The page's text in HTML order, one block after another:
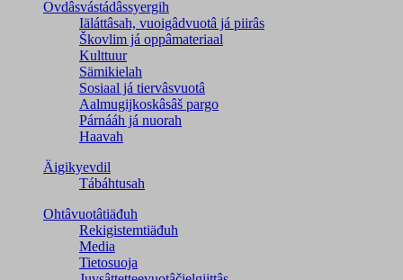
Ovdâsvástádâssyergih
Iäláttâsah, vuoigâdvuotâ já piirâs
Škovlim já oppâmateriaal
Kulttuur
Sämikielah
Sosiaal já tiervâsvuotâ
Aalmugijkoskâsâš pargo
Párnááh já nuorah
Haavah
Äigikyevdil
Tábáhtusah
Ohtâvuotâtiäđuh
Rekigistemtiäđuh
Media
Tietosuoja